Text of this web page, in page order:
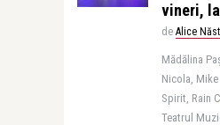
vineri,
de Alice
Mădălina
Nicola,
Spirit, Rain
Teatrul